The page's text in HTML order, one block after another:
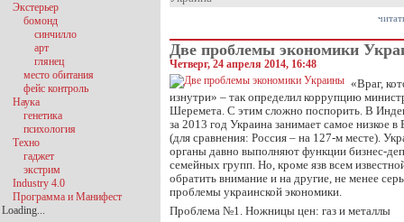
Две проблемы экономики
Четверг, 24 апреля 2014, 16:48
«Враг,
изнутри» – так определил коррупцию
Шеремета. С этим сложно поспорить. В
за 2013 год Украина занимает самое низкое
(для сравнения: Россия – на 127-м месте).
органы давно выполняют функции бизнес-
семейных групп. Но, кроме язв всем
обратить внимание и на другие, не менее
проблемы украинской экономики.
Проблема №1. Ножницы цен: газ и металлы
Экстерьер
бомонд
синчилло
арт
глянец
место обитания
фейс контроль
Наука
генетика
психология
Техно
гаджет
экстрим
Industry 4.0
Программа и Манифест
Loading...